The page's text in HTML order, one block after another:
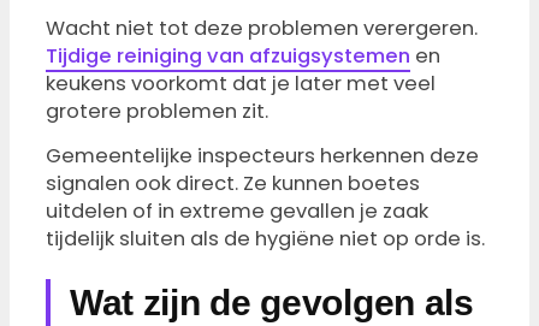
Wacht niet tot deze problemen verergeren.
Tijdige reiniging van afzuigsystemen en
keukens voorkomt dat je later met veel
grotere problemen zit.
Gemeentelijke inspecteurs herkennen deze
signalen ook direct. Ze kunnen boetes
uitdelen of in extreme gevallen je zaak
tijdelijk sluiten als de hygiëne niet op orde is.
Wat zijn de gevolgen als